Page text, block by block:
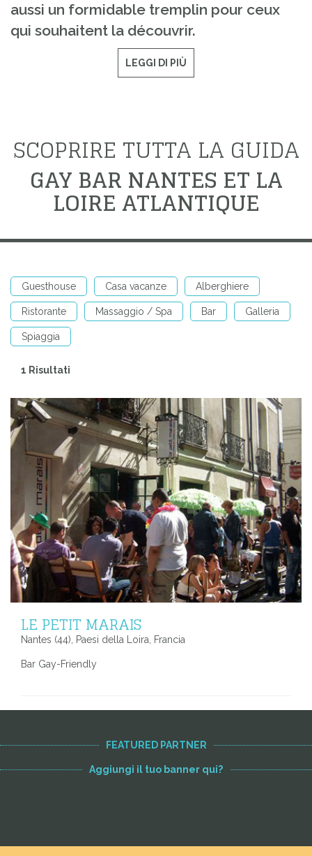
aussi un formidable tremplin pour ceux
qui souhaitent la découvrir.
LEGGI DI PIÙ
SCOPRIRE TUTTA LA GUIDA
GAY BAR NANTES ET LA
LOIRE ATLANTIQUE
Guesthouse Casa vacanze Alberghiere
Ristorante Massaggio / Spa Bar Galleria
Spiaggia
1 Risultati
LE PETIT MARAIS
Nantes (44), Paesi della Loira, Francia
Bar Gay-Friendly
FEATURED PARTNER
Aggiungi il tuo banner qui?